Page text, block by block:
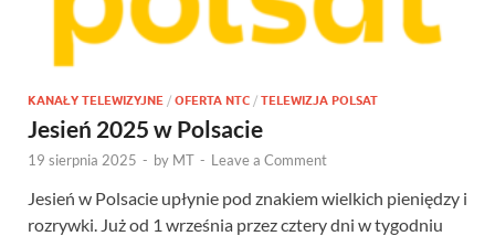
KANAŁY TELEWIZYJNE / OFERTA NTC / TELEWIZJA POLSAT
Jesień 2025 w Polsacie
19 sierpnia 2025 - by MT - Leave a Comment
Jesień w Polsacie upłynie pod znakiem wielkich pieniędzy i
rozrywki. Już od 1 września przez cztery dni w tygodniu